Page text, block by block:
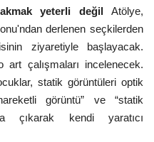
yeterli değilAtölye,
derlenen seçkilerden
ziyaretiyle başlayacak.
çalışmaları incelenecek.
statik görüntüleri optik
görüntü” ve “statik
çıkarak kendi yaratıcı